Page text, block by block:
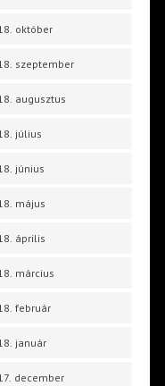
október
szeptember
augusztus
július
június
május
április
március
február
január
december